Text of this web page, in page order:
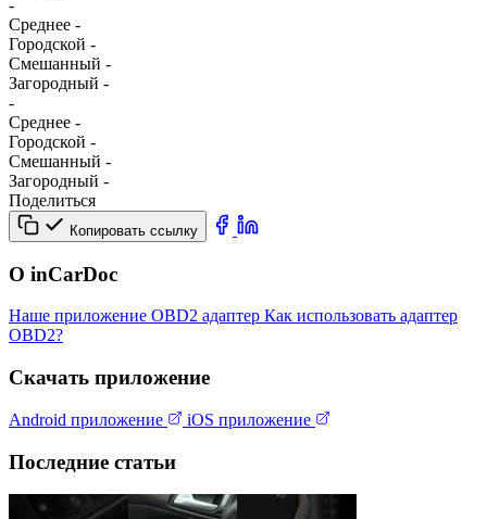
-
Среднее -
Городской -
Смешанный -
Загородный -
-
Среднее -
Городской -
Смешанный -
Загородный -
Поделиться
Копировать ссылку
О inCarDoc
Наше приложение OBD2 адаптер Как использовать адаптер
OBD2?
Скачать приложение
Android приложение iOS приложение
Последние статьи